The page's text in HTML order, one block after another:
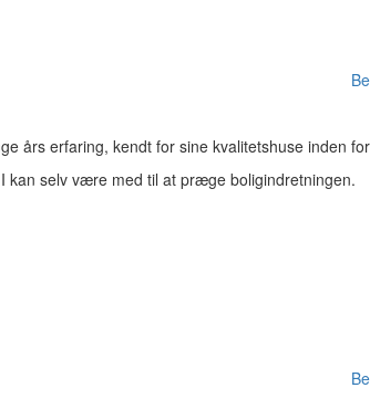
års erfaring, kendt for sine kvalitetshuse inden
kan selv være med til at præge boligindretningen.